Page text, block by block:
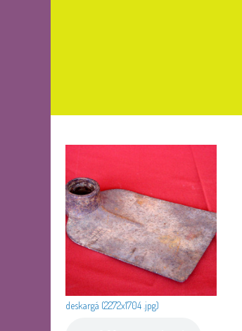
deskargá (2272x1704 .jpg)